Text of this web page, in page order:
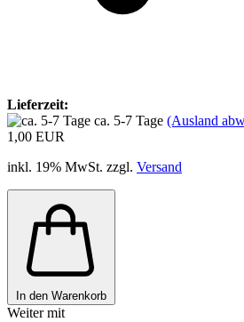
Lieferzeit:
ca. 5-7 Tage (Ausland
1,00 EUR
inkl. 19% MwSt. zzgl. Versand
In den Warenkorb
Weiter mit